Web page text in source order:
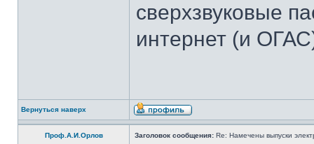
сверхзвуковые
интернет (и
Вернуться наверх
Проф.А.И.Орлов Заголовок сообщения: Re: Намечены выпуски